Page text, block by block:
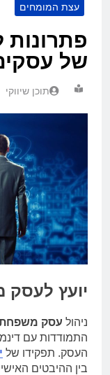
עצת המומחים
פתרונות
של
תוכן שיווקי
יועץ לעסק
ניהול עסק
התמודדות עם
העסק. תפקידו של
בין ההיבטים